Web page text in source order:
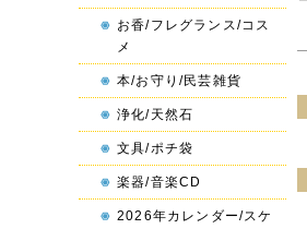
お香/フレグランス/コス
メ
本/お守り/民芸雑貨
浄化/天然石
文具/ポチ袋
楽器/音楽CD
2026年カレンダー/スケ